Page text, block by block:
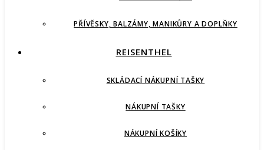
PŘÍVĚSKY, BALZÁMY, MANIKŮRY A DOPLŇKY
REISENTHEL
SKLÁDACÍ NÁKUPNÍ TAŠKY
NÁKUPNÍ TAŠKY
NÁKUPNÍ KOŠÍKY